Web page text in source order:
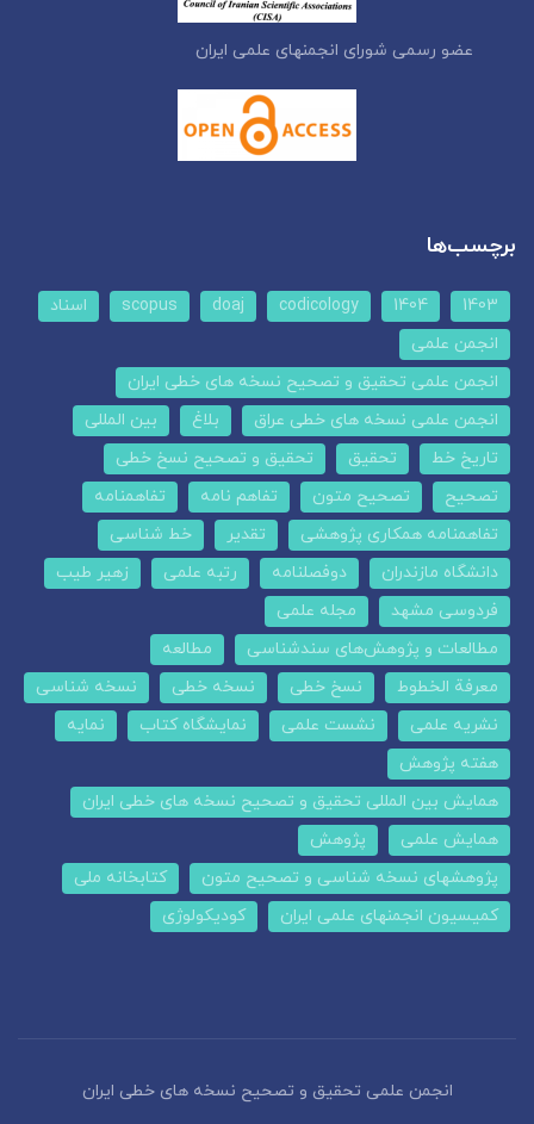
عضو رسمی شورای انجمنهای علمی ایران
برچسب‌ها
1403
1404
codicology
doaj
scopus
اسناد
انجمن علمی
انجمن علمی تحقیق و تصحیح نسخه های خطی ایران
انجمن علمی نسخه های خطی عراق
بلاغ
بین المللی
تاریخ خط
تحقیق
تحقیق و تصحیح نسخ خطی
تصحیح
تصحیح متون تفاهم نامه
تفاهمنامه
تفاهمنامه همکاری پژوهشی
تقدیر
خط شناسی
دانشگاه مازندران
دوفصلنامه رتبه علمی
زهیر طیب
فردوسی مشهد
مجله علمی
مطالعات و پژوهش‌های سندشناسی
مطالعه
معرفة الخطوط
نسخ خطی نسخه خطی
نسخه شناسی
نشریه علمی
نشست علمی نمایشگاه کتاب
نمایه
هفته پژوهش
همایش بین المللی تحقیق و تصحیح نسخه های خطی ایران
همایش علمی
پژوهش
پژوهشهای نسخه شناسی و تصحیح متون
کتابخانه ملی
کمیسیون انجمنهای علمی ایران
کودیکولوژی
انجمن علمی تحقیق و تصحیح نسخه های خطی ایران